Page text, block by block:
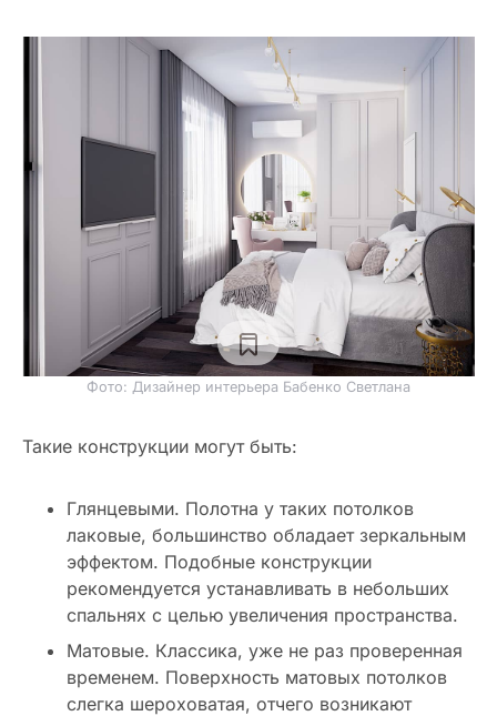
Фото: Дизайнер интерьера Бабенко Светлана
Такие конструкции могут быть:
Глянцевыми. Полотна у таких потолков
лаковые, большинство обладает зеркальным
эффектом. Подобные конструкции
рекомендуется устанавливать в небольших
спальнях с целью увеличения пространства.
Матовые. Классика, уже не раз проверенная
временем. Поверхность матовых потолков
слегка шероховатая, отчего возникают